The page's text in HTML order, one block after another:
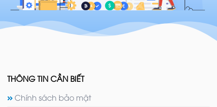
THÔNG TIN CẦN BIẾT
Chính sách bảo mật